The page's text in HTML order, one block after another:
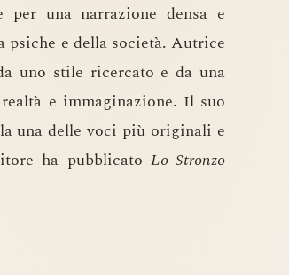
una narrazione densa e
psiche e della società. Autrice
uno stile ricercato e da una
e immaginazione. Il suo
una delle voci più originali e
ha pubblicato Lo Stronzo